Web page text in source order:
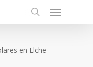
search
Menu
en Elche